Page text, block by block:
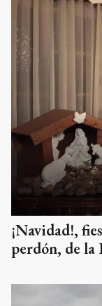
¡Navidad!,
perdón, de la